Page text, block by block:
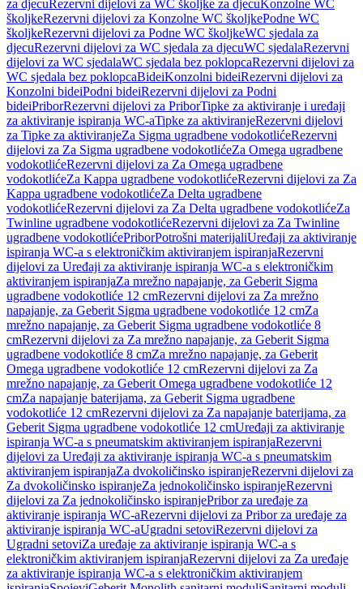
za djecuRezervni dijelovi za WC školjke za djecuKonzolne WC
školjkeRezervni dijelovi za Konzolne WC školjkePodne WC
školjkeRezervni dijelovi za Podne WC školjkeWC sjedala za
djecuRezervni dijelovi za WC sjedala za djecuWC sjedalaRezervni
dijelovi za WC sjedalaWC sjedala bez poklopcaRezervni dijelovi za
WC sjedala bez poklopcaBideiKonzolni bideiRezervni dijelovi za
Konzolni bideiPodni bideiRezervni dijelovi za Podni
bideiPriborRezervni dijelovi za PriborTipke za aktiviranje i uređaji
za aktiviranje ispiranja WC-aTipke za aktiviranjeRezervni dijelovi
za Tipke za aktiviranjeZa Sigma ugradbene vodokotlićeRezervni
dijelovi za Za Sigma ugradbene vodokotlićeZa Omega ugradbene
vodokotlićeRezervni dijelovi za Za Omega ugradbene
vodokotlićeZa Kappa ugradbene vodokotlićeRezervni dijelovi za Za
Kappa ugradbene vodokotlićeZa Delta ugradbene
vodokotlićeRezervni dijelovi za Za Delta ugradbene vodokotlićeZa
Twinline ugradbene vodokotlićeRezervni dijelovi za Za Twinline
ugradbene vodokotlićePriborPotrošni materijaliUređaji za aktiviranje
ispiranja WC-a s elektroničkim aktiviranjem ispiranjaRezervni
dijelovi za Uređaji za aktiviranje ispiranja WC-a s elektroničkim
aktiviranjem ispiranjaZa mrežno napajanje, za Geberit Sigma
ugradbene vodokotliće 12 cmRezervni dijelovi za Za mrežno
napajanje, za Geberit Sigma ugradbene vodokotliće 12 cmZa
mrežno napajanje, za Geberit Sigma ugradbene vodokotliće 8
cmRezervni dijelovi za Za mrežno napajanje, za Geberit Sigma
ugradbene vodokotliće 8 cmZa mrežno napajanje, za Geberit
Omega ugradbene vodokotliće 12 cmRezervni dijelovi za Za
mrežno napajanje, za Geberit Omega ugradbene vodokotliće 12
cmZa napajanje baterijama, za Geberit Sigma ugradbene
vodokotliće 12 cmRezervni dijelovi za Za napajanje baterijama, za
Geberit Sigma ugradbene vodokotliće 12 cmUređaji za aktiviranje
ispiranja WC-a s pneumatskim aktiviranjem ispiranjaRezervni
dijelovi za Uređaji za aktiviranje ispiranja WC-a s pneumatskim
aktiviranjem ispiranjaZa dvokoličinsko ispiranjeRezervni dijelovi za
Za dvokoličinsko ispiranjeZa jednokoličinsko ispiranjeRezervni
dijelovi za Za jednokoličinsko ispiranjePribor za uređaje za
aktiviranje ispiranja WC-aRezervni dijelovi za Pribor za uređaje za
aktiviranje ispiranja WC-aUgradni setoviRezervni dijelovi za
Ugradni setoviZa uređaje za aktiviranje ispiranja WC-a s
elektroničkim aktiviranjem ispiranjaRezervni dijelovi za Za uređaje
za aktiviranje ispiranja WC-a s elektroničkim aktiviranjem